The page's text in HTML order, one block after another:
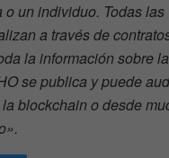
un individuo. Todas las
a través de
la información sobre
se publica y puede
blockchain o desde